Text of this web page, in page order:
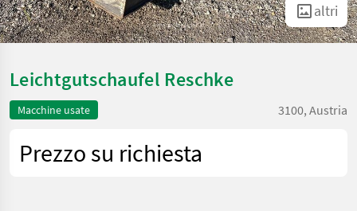
altri
Leichtgutschaufel Reschke
Macchine usate 3100, Austria
Prezzo su richiesta